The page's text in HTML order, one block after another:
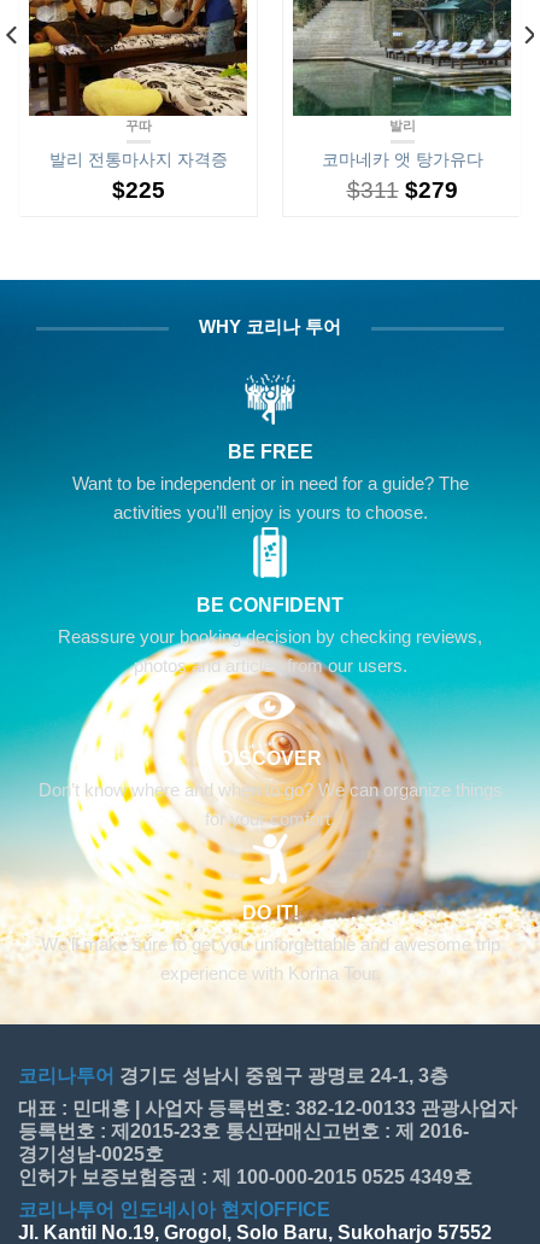
꾸따
발리 전통마사지 자격증
$225
발리
코마네카 앳 탕가유다
$311 $279
WHY 코리나 투어
BE FREE
Want to be independent or in need for a guide? The
activities you’ll enjoy is yours to choose.
BE CONFIDENT
Reassure your booking decision by checking reviews,
photos and articles from our users.
DISCOVER
Don’t know where and when to go? We can organize things
for your comfort.
DO IT!
We’ll make sure to get you unforgettable and awesome trip
experience with Korina Tour.
코리나투어 경기도 성남시 중원구 광명로 24-1, 3층
대표 : 민대홍 | 사업자 등록번호: 382-12-00133 관광사업자
등록번호 : 제2015-23호 통신판매신고번호 : 제 2016-
경기성남-0025호
인허가 보증보험증권 : 제 100-000-2015 0525 4349호
코리나투어 인도네시아 현지OFFICE
Jl. Kantil No.19, Grogol, Solo Baru, Sukoharjo 57552